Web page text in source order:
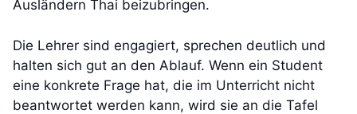
Ausländern Thai beizubringen.
Die Lehrer sind engagiert, sprechen deutlich und
halten sich gut an den Ablauf. Wenn ein Student
eine konkrete Frage hat, die im Unterricht nicht
beantwortet werden kann, wird sie an die Tafel